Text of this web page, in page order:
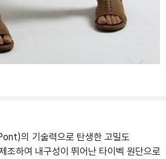
의 기술력으로 탄생한 고밀도
하여 내구성이 뛰어난 타이벡 원단으로